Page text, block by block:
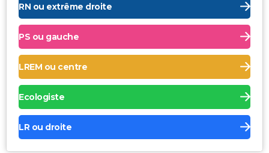
RN ou extrême droite
PS ou gauche
LREM ou centre
Ecologiste
LR ou droite